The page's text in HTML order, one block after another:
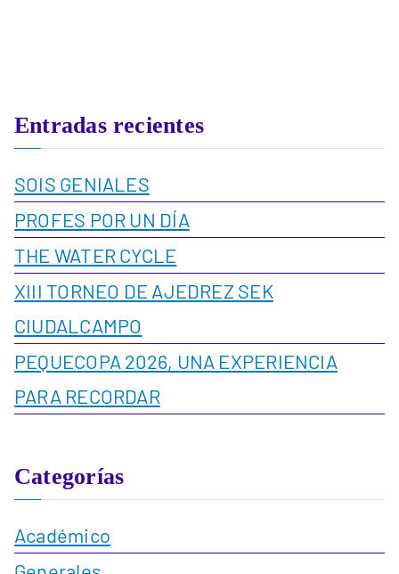
Entradas recientes
SOIS GENIALES
PROFES POR UN DÍA
THE WATER CYCLE
XIII TORNEO DE AJEDREZ SEK
CIUDALCAMPO
PEQUECOPA 2026, UNA EXPERIENCIA
PARA RECORDAR
Categorías
Académico